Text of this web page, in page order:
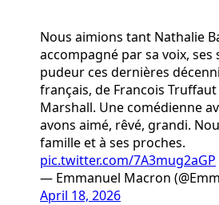
Nous aimions tant Nathalie
accompagné par sa voix, ses
pudeur ces dernières
français, de Francois Truffaut
Marshall. Une comédienne
avons aimé, rêvé, grandi.
famille et à ses proches.
pic.twitter.com/7A3mug2aGP
— Emmanuel Macron
April 18, 2026